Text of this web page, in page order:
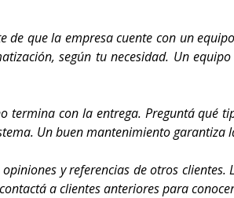
de que la empresa cuente con un
según tu necesidad. Un
termina con la entrega. Preguntá qué
Un buen mantenimiento garantiza
opiniones y referencias de otros
a clientes anteriores para